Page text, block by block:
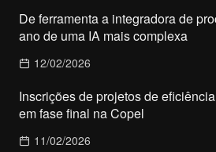
De ferramenta a integradora de
ano de uma IA mais complexa
12/02/2026
Inscrições de projetos de
em fase final na Copel
11/02/2026